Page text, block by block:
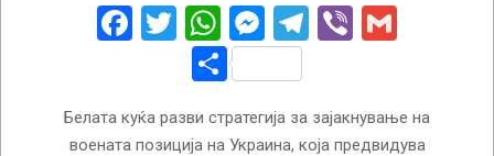
Facebook
Twitter
WhatsApp
Messenger
Telegram
Viber
Share
Белата куќа разви стратегија за зајакнување на
воената позиција на Украина, која предвидува